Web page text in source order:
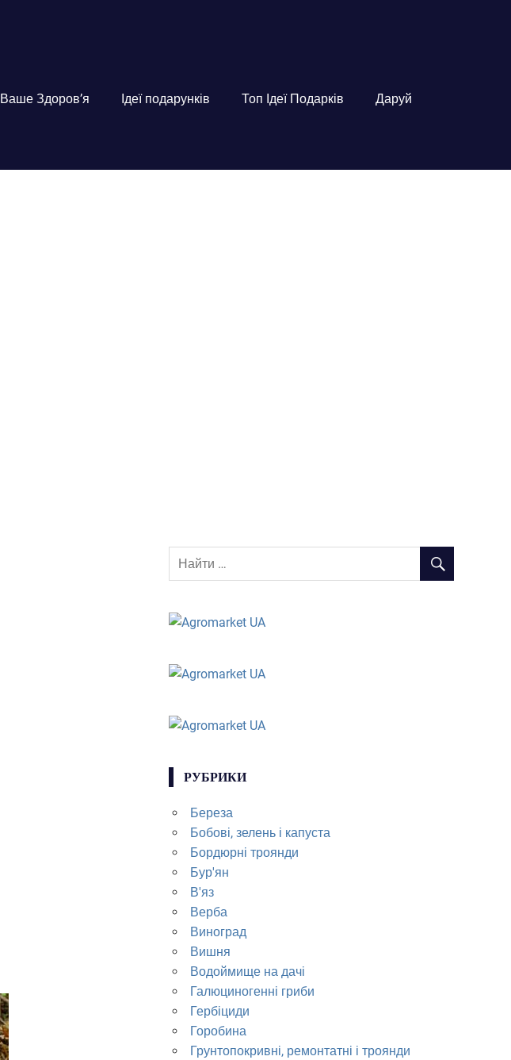
Ваше Здоров’я Ідеї подарунків Топ Ідеї Подарків Даруй
РУБРИКИ
Береза
Бобові, зелень і капуста
Бордюрні троянди
Бур'ян
В'яз
Верба
Виноград
Вишня
Водоймище на дачі
Галюциногенні гриби
Гербіциди
Горобина
Грунтопокривні, ремонтатні і троянди